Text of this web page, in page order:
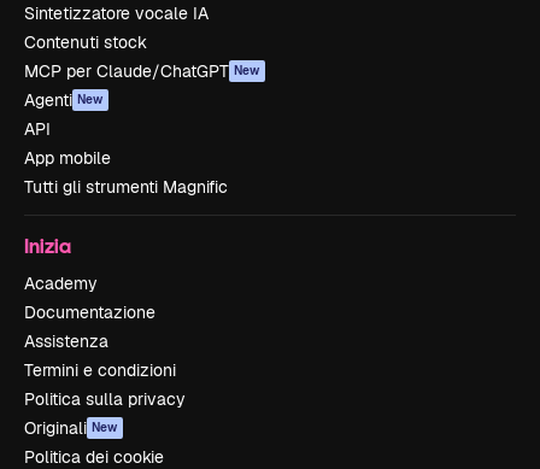
Sintetizzatore vocale IA
Contenuti stock
MCP per Claude/ChatGPT New
Agenti New
API
App mobile
Tutti gli strumenti Magnific
Inizia
Academy
Documentazione
Assistenza
Termini e condizioni
Politica sulla privacy
Originali New
Politica dei cookie